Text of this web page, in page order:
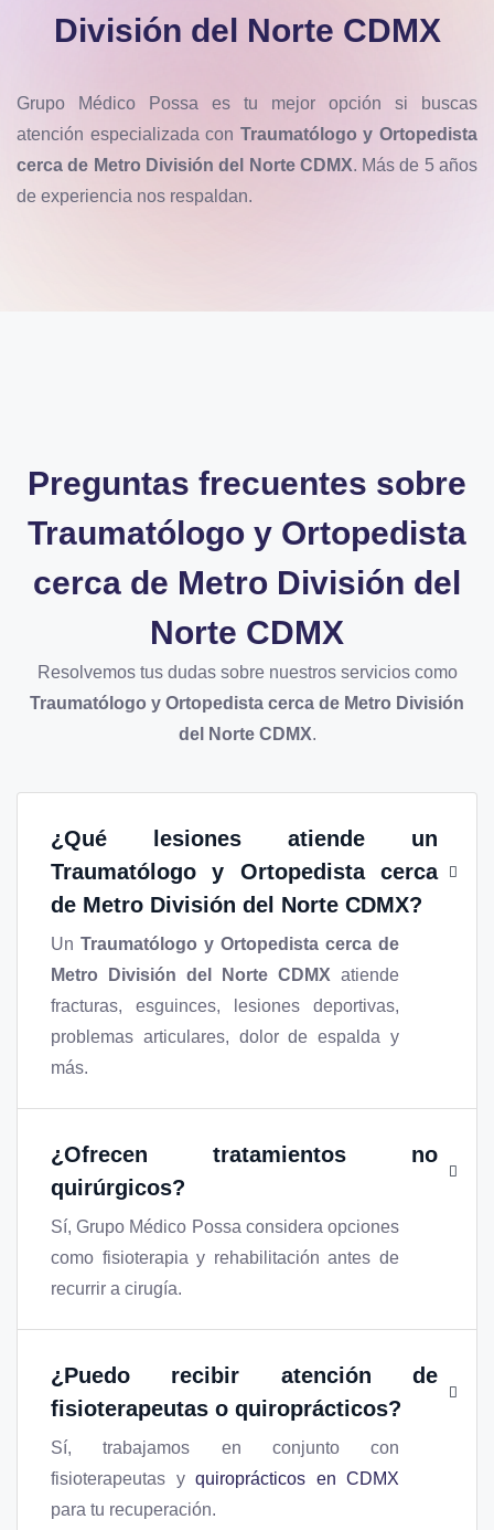
División del Norte CDMX
Grupo Médico Possa es tu mejor opción si buscas
atención especializada con Traumatólogo y Ortopedista
cerca de Metro División del Norte CDMX. Más de 5 años
de experiencia nos respaldan.
Preguntas frecuentes sobre
Traumatólogo y Ortopedista
cerca de Metro División del
Norte CDMX
Resolvemos tus dudas sobre nuestros servicios como
Traumatólogo y Ortopedista cerca de Metro División
del Norte CDMX.
¿Qué lesiones atiende un
Traumatólogo y Ortopedista cerca
de Metro División del Norte CDMX?
Un Traumatólogo y Ortopedista cerca de
Metro División del Norte CDMX atiende
fracturas, esguinces, lesiones deportivas,
problemas articulares, dolor de espalda y
más.
¿Ofrecen tratamientos no
quirúrgicos?
Sí, Grupo Médico Possa considera opciones
como fisioterapia y rehabilitación antes de
recurrir a cirugía.
¿Puedo recibir atención de
fisioterapeutas o quiroprácticos?
Sí, trabajamos en conjunto con
fisioterapeutas y quiroprácticos en CDMX
para tu recuperación.